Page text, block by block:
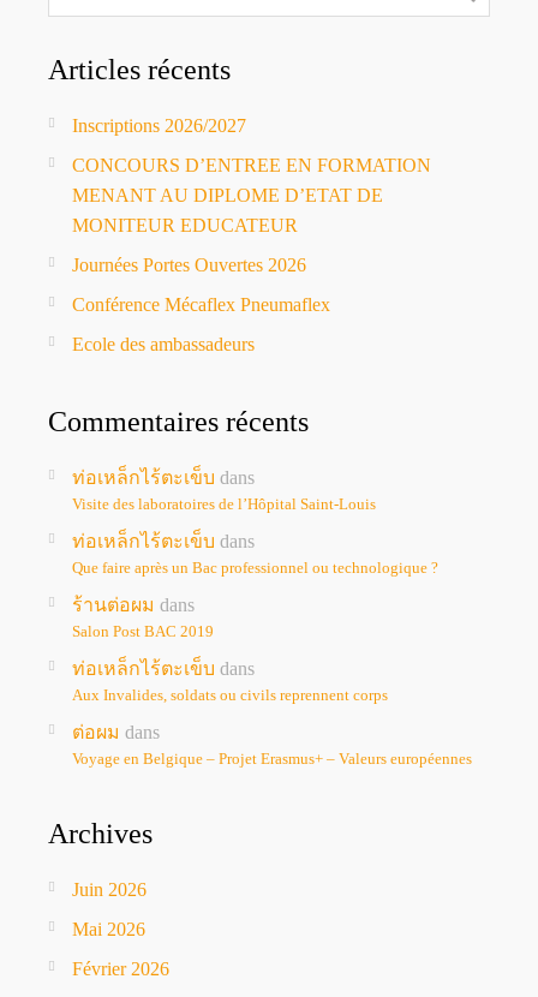
Articles récents
Inscriptions 2026/2027
CONCOURS D’ENTREE EN FORMATION
MENANT AU DIPLOME D’ETAT DE
MONITEUR EDUCATEUR
Journées Portes Ouvertes 2026
Conférence Mécaflex Pneumaflex
Ecole des ambassadeurs
Commentaires récents
ท่อเหล็กไร้ตะเข็บ dans
Visite des laboratoires de l’Hôpital Saint-Louis
ท่อเหล็กไร้ตะเข็บ dans
Que faire après un Bac professionnel ou technologique ?
ร้านต่อผม dans
Salon Post BAC 2019
ท่อเหล็กไร้ตะเข็บ dans
Aux Invalides, soldats ou civils reprennent corps
ต่อผม dans
Voyage en Belgique – Projet Erasmus+ – Valeurs européennes
Archives
Juin 2026
Mai 2026
Février 2026